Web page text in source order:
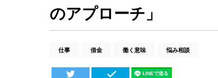
のアプローチ」
仕事 借金 働く意味 悩み相談